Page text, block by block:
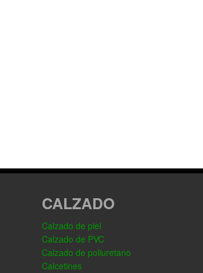
CALZADO
Calzado de piel
Calzado de PVC
Calzado de poliuretano
Calcetines